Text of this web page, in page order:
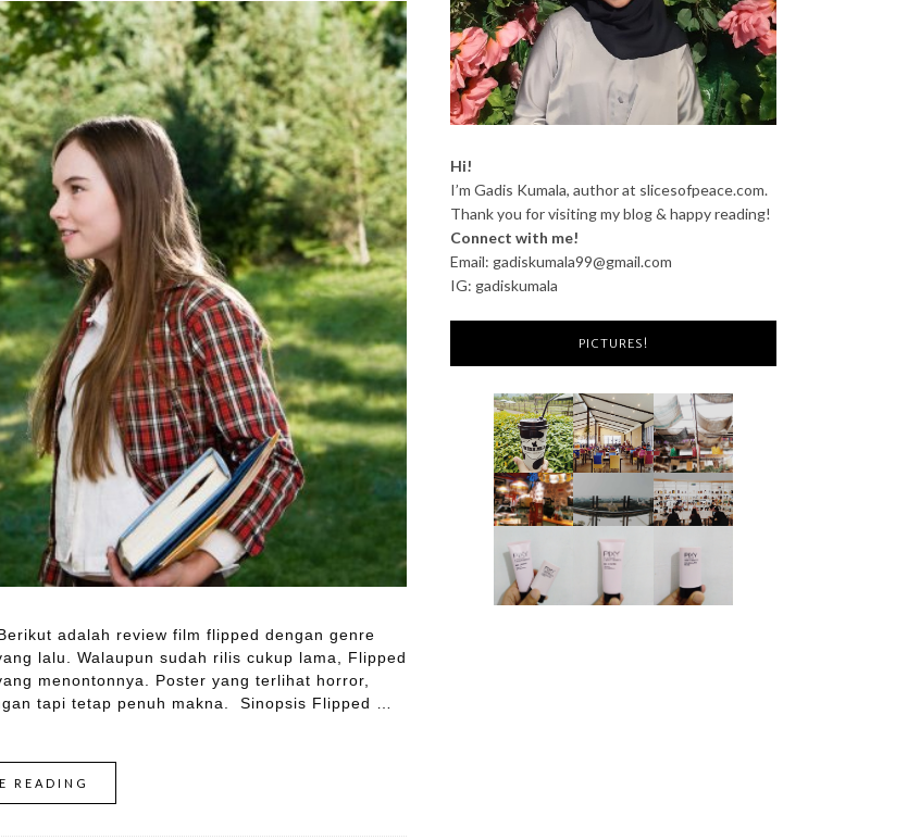
adalah review film flipped dengan genre
lalu. Walaupun sudah rilis cukup lama, Flipped
menontonnya. Poster yang terlihat horror,
tapi tetap penuh makna. Sinopsis Flipped …
READING
Hi!
I’m Gadis Kumala, author at slicesofpeace.com.
Thank you for visiting my blog & happy reading!
Connect with me!
Email: gadiskumala99@gmail.com
IG: gadiskumala
PICTURES!